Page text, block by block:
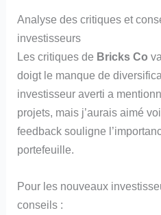
Analyse des critiques et
investisseurs
Les critiques de Bricks Co
doigt le manque de
investisseur averti a
projets, mais j’aurais aimé
feedback souligne
portefeuille.
Pour les nouveaux
conseils :